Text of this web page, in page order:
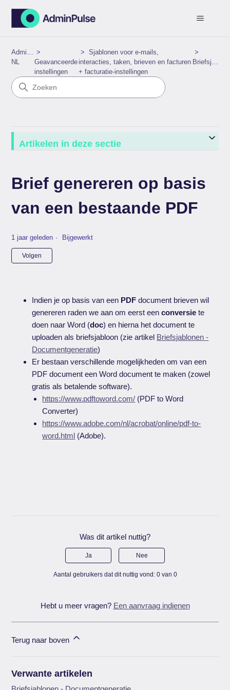
AdminPulse
NL
Geavanceerde
instellingen
Sjablonen voor e-mails,
interacties, taken, brieven en facturen
+ facturatie-instellingen
Briefsjablonen
Artikelen in deze sectie
Brief genereren op basis
van een bestaande PDF
1 jaar geleden Bijgewerkt
Volgen
Indien je op basis van een PDF document brieven wil
genereren raden we aan om eerst eenconversie te
doen naar Word (doc) en hierna het document te
uploaden als briefsjabloon (zie artikel Briefsjablonen -
Documentgeneratie)
Er bestaan verschillende mogelijkheden om van een
PDF document een Word document te maken (zowel
gratis als betalende software).
https://www.pdftoword.com/ (PDF to Word
Converter)
https://www.adobe.com/nl/acrobat/online/pdf-to-
word.html (Adobe).
Was dit artikel nuttig?
Ja Nee
Aantal gebruikers dat dit nuttig vond: 0 van 0
Hebt u meer vragen? Een aanvraag indienen
Terug naar boven
Verwante artikelen